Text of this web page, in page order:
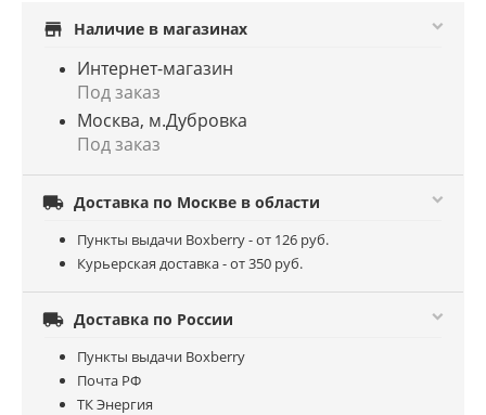
store Наличие в магазинах
Интернет-магазин
Под заказ
Москва, м.Дубровка
Под заказ
 Доставка по Москве в области
Пункты выдачи Boxberry - от 126 руб.
Курьерская доставка - от 350 руб.
 Доставка по России
Пункты выдачи Boxberry
Почта РФ
ТК Энергия